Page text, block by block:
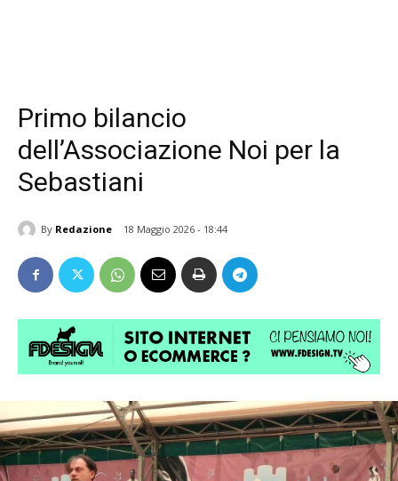
Primo bilancio
dell’Associazione Noi per la
Sebastiani
By Redazione 18 Maggio 2026 - 18:44